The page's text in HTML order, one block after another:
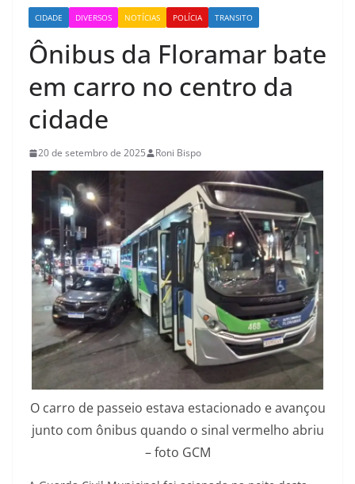
CIDADE DIVERSOS NOTÍCIAS POLÍCIA TRANSITO
Ônibus da Floramar bate
em carro no centro da
cidade
20 de setembro de 2025 Roni Bispo
O carro de passeio estava estacionado e avançou
junto com ônibus quando o sinal vermelho abriu
– foto GCM